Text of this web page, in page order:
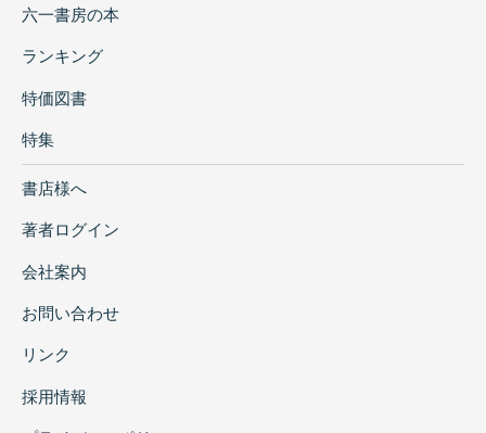
六一書房の本
ランキング
特価図書
特集
書店様へ
著者ログイン
会社案内
お問い合わせ
リンク
採用情報